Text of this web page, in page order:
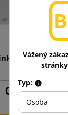
obálka
170X225
0,14 € s DPH
Vážený
Typ:
Osoba